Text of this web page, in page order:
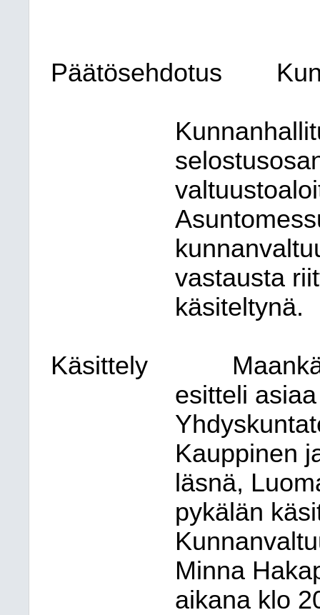
Päätösehdotus
vastausta
käsiteltynä.
Käsittely
esitteli
Kauppinen
läsnä,
pykälän
Minna
aikana klo